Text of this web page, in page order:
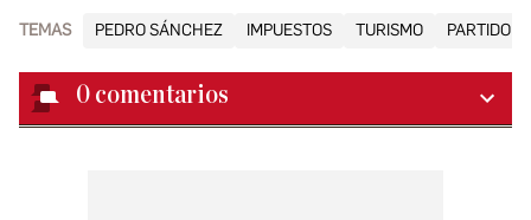
TEMAS PEDRO SÁNCHEZ IMPUESTOS TURISMO PARTIDO
0 comentarios